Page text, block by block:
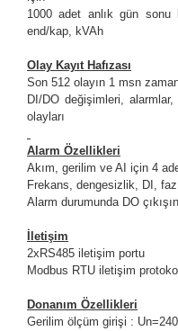
1000 adet anlık gün
end/kap, kVAh
Olay Kayıt Hafızası
Son 512 olayın 1 msn
DI/DO değişimleri,
olayları
Alarm Özellikleri
Akım, gerilim ve AI için 4
Frekans, dengesizlik, DI, faz
Alarm durumunda DO
İletişim
2xRS485 iletişim portu
Modbus RTU iletişim
Donanım Özellikleri
Gerilim ölçüm girişi :